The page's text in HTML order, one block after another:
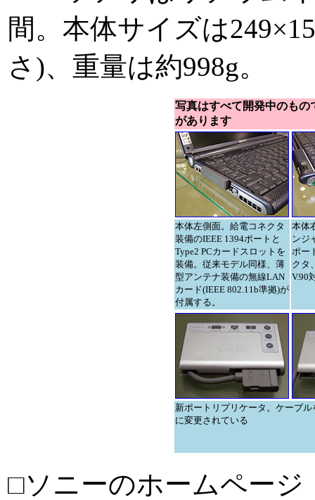
間。本体サイズは
さ)、重量は約998g。
写真はすべて開発中のもの
があります
本体左側面。給電コネクタ
装備のIEEE 1394ポートと
Type2 PCカードスロットを
装備。従来モデル同様、薄
型アンテナ装備の無線LAN
カード(IEEE 802.11b準拠)が
付属する。
本体
ンジ
ポー
クタ
V.90
新ポートリプリケータ。ケーブ
に変更されている
□ソニーのホームページ